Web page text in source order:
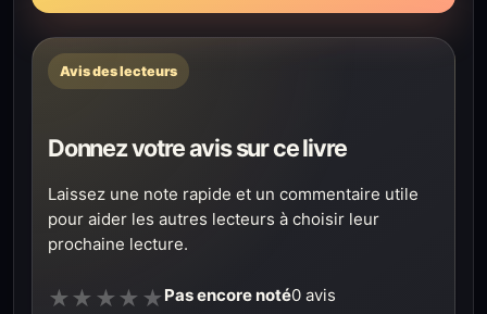
Avis des lecteurs
Donnez votre avis sur ce livre
Laissez une note rapide et un commentaire utile
pour aider les autres lecteurs à choisir leur
prochaine lecture.
★ ★ ★ ★ ★ Pas encore noté0 avis